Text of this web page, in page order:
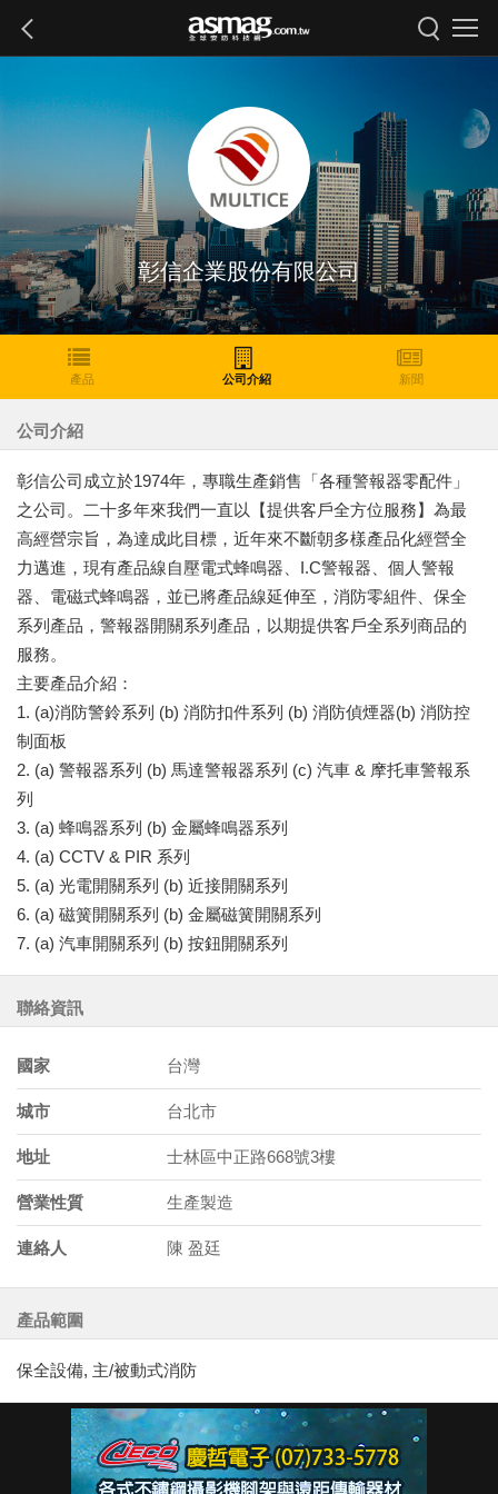
彰信企業股份有限公司
產品 公司介紹 新聞
公司介紹
彰信公司成立於1974年，專職生產銷售「各種警報器零配件」
之公司。二十多年來我們一直以【提供客戶全方位服務】為最
高經營宗旨，為達成此目標，近年來不斷朝多樣產品化經營全
力邁進，現有產品線自壓電式蜂鳴器、I.C警報器、個人警報
器、電磁式蜂鳴器，並已將產品線延伸至，消防零組件、保全
系列產品，警報器開關系列產品，以期提供客戶全系列商品的
服務。
主要產品介紹：
1. (a)消防警鈴系列 (b) 消防扣件系列 (b) 消防偵煙器(b) 消防控
制面板
2. (a) 警報器系列 (b) 馬達警報器系列 (c) 汽車 & 摩托車警報系
列
3. (a) 蜂鳴器系列 (b) 金屬蜂鳴器系列
4. (a) CCTV & PIR 系列
5. (a) 光電開關系列 (b) 近接開關系列
6. (a) 磁簧開關系列 (b) 金屬磁簧開關系列
7. (a) 汽車開關系列 (b) 按鈕開關系列
聯絡資訊
國家 台灣
城市 台北市
地址 士林區中正路668號3樓
營業性質 生產製造
連絡人 陳 盈廷
產品範圍
保全設備, 主/被動式消防